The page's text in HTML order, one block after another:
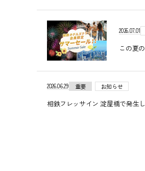
2026.07.01
この夏
2026.06.29 重要 お知らせ
相鉄フレッサイン 淀屋橋で発生